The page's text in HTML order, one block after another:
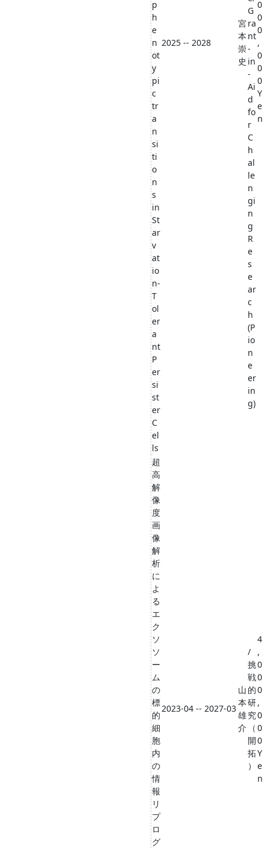
p
h
e
n
ot
y
pi
c
tr
a
n
si
ti
o
n
s
in
St
ar
v
at
io
n-
T
ol
er
a
nt
P
er
si
st
er
C
el
ls
2025 -- 2028
宮
本
崇
史
G
ra
nt
-
in
-
Ai
d
fo
r
C
h
al
le
n
gi
n
g
R
e
s
e
ar
c
h
(P
io
n
e
er
in
g)
0
0
0
,
0
0
0
Y
e
n
超
高
解
像
度
画
像
解
析
に
よ
る
エ
ク
ソ
ソ
ー
ム
の
標
的
細
胞
内
の
情
報
リ
プ
ロ
グ
2023-04 -- 2027-03
山
本
雄
介
/
挑
戦
的
研
究
（
開
拓
）
4
,
0
0
0
,
0
0
0
Y
e
n